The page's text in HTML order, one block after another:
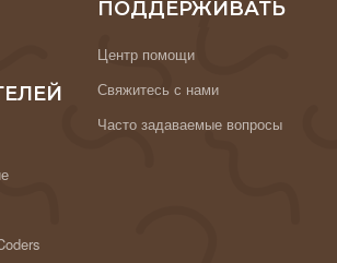
ПОДДЕРЖИВАТЬ
Центр помощи
Свяжитесь с нами
Часто задаваемые вопросы